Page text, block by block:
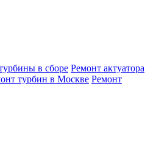
в сборе Ремонт актуатора
турбин в Москве Ремонт